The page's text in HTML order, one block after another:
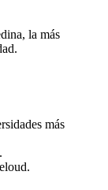
la más
más